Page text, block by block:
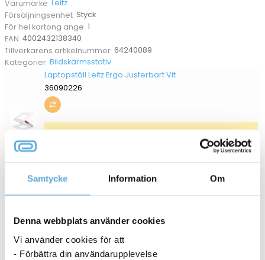
Samtycke Information Om
Denna webbplats använder cookies
Vi använder cookies för att
- Förbättra din användarupplevelse
Varumärke Leitz
Försäljningsenhet Styck
För hel kartong ange 1
EAN 4002432138340
Tillverkarens artikelnummer 64240089
Kategorier Bildskärmsstativ
Laptopställ Leitz Ergo Justerbart Vit
36090226
9-11 dagar
ANDRA KÖPTE OCKSÅ